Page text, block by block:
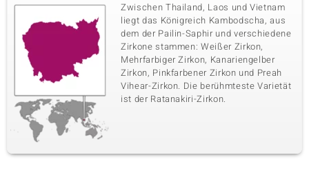
Zwischen Thailand, Laos und Vietnam
liegt das Königreich Kambodscha, aus
dem der Pailin-Saphir und verschiedene
Zirkone stammen: Weißer Zirkon,
Mehrfarbiger Zirkon, Kanariengelber
Zirkon, Pinkfarbener Zirkon und Preah
Vihear-Zirkon. Die berühmteste Varietät
ist der Ratanakiri-Zirkon.